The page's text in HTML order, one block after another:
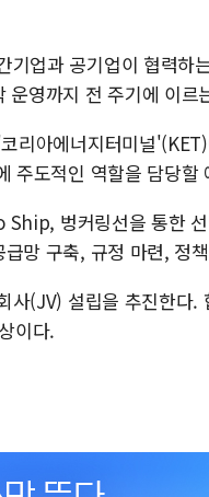
기업과 공기업이 협력
운영까지 전 주기에 이르
리아에너지터미널
주도적인 역할을 담당할
벙커링선을 통한
망 구축, 규정 마련, 정
사(JV) 설립을 추진한다
이다.